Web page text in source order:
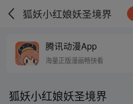
狐妖小红娘妖圣境界
腾讯动漫App
海量正版漫画畅快看
狐妖小红娘妖圣境界